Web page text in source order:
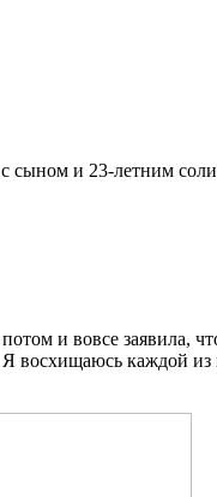
с сыном и 23-летним
и вовсе заявила,
каждой